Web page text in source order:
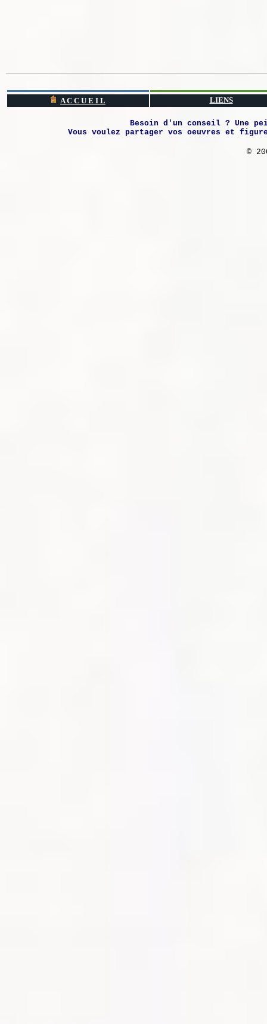
A C C U E I L LIENS
Besoin d'un conseil ? Une
Vous voulez partager vos oeuvres et
©